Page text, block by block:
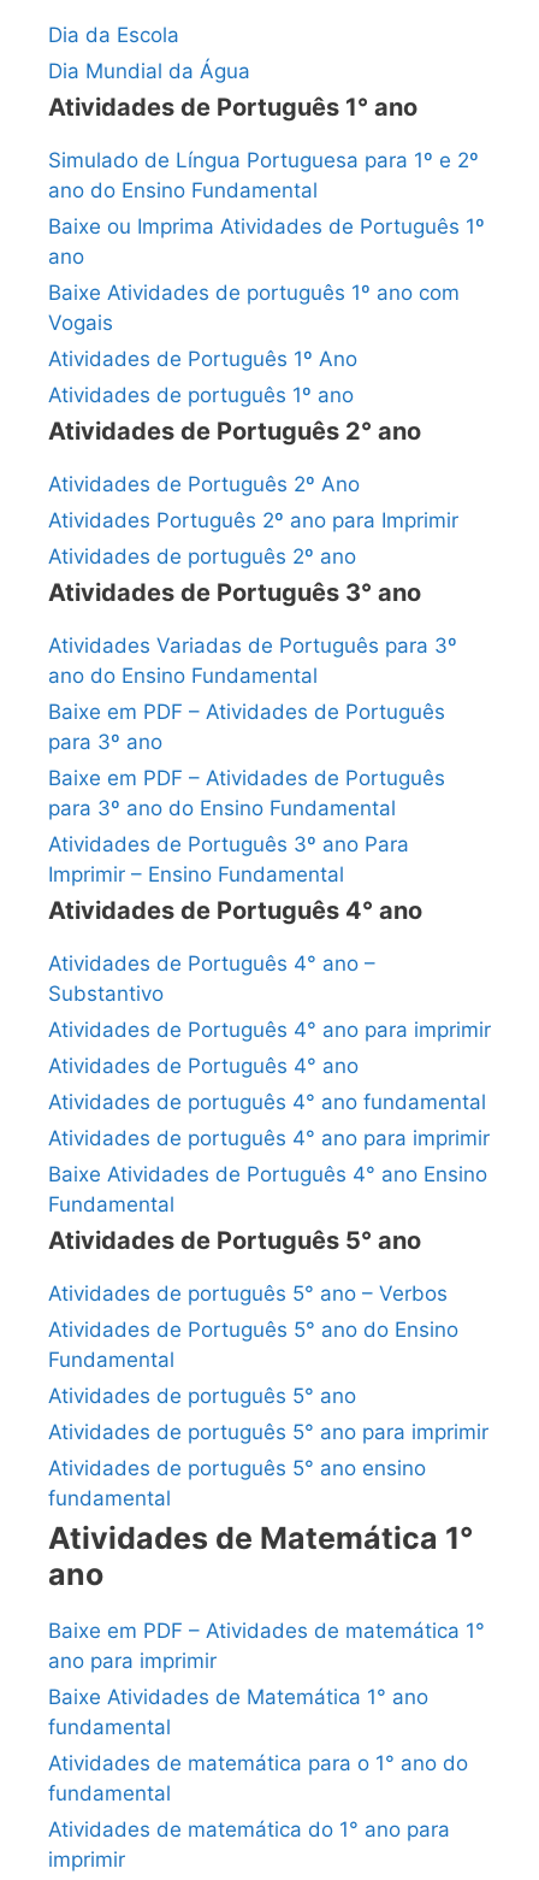
Dia da Escola
Dia Mundial da Água
Atividades de Português 1° ano
Simulado de Língua Portuguesa para 1º e 2º
ano do Ensino Fundamental
Baixe ou Imprima Atividades de Português 1º
ano
Baixe Atividades de português 1º ano com
Vogais
Atividades de Português 1º Ano
Atividades de português 1º ano
Atividades de Português 2° ano
Atividades de Português 2º Ano
Atividades Português 2º ano para Imprimir
Atividades de português 2º ano
Atividades de Português 3° ano
Atividades Variadas de Português para 3º
ano do Ensino Fundamental
Baixe em PDF – Atividades de Português
para 3º ano
Baixe em PDF – Atividades de Português
para 3º ano do Ensino Fundamental
Atividades de Português 3º ano Para
Imprimir – Ensino Fundamental
Atividades de Português 4° ano
Atividades de Português 4° ano –
Substantivo
Atividades de Português 4° ano para imprimir
Atividades de Português 4° ano
Atividades de português 4° ano fundamental
Atividades de português 4° ano para imprimir
Baixe Atividades de Português 4° ano Ensino
Fundamental
Atividades de Português 5° ano
Atividades de português 5° ano – Verbos
Atividades de Português 5° ano do Ensino
Fundamental
Atividades de português 5° ano
Atividades de português 5° ano para imprimir
Atividades de português 5° ano ensino
fundamental
Atividades de Matemática 1°
ano
Baixe em PDF – Atividades de matemática 1°
ano para imprimir
Baixe Atividades de Matemática 1° ano
fundamental
Atividades de matemática para o 1° ano do
fundamental
Atividades de matemática do 1° ano para
imprimir